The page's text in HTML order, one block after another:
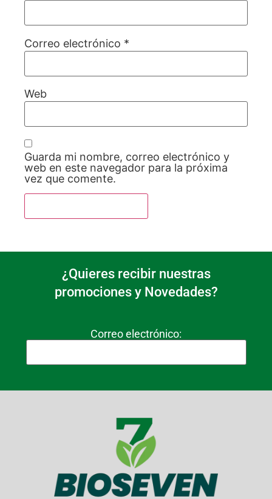
Correo electrónico *
Web
Guarda mi nombre, correo electrónico y
web en este navegador para la próxima
vez que comente.
¿Quieres recibir nuestras
promociones y Novedades?
Correo electrónico: